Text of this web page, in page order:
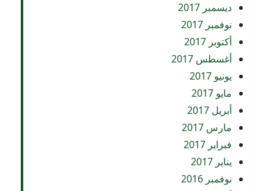
ديسمبر 2017
نوفمبر 2017
أكتوبر 2017
أغسطس 2017
يونيو 2017
مايو 2017
أبريل 2017
مارس 2017
فبراير 2017
يناير 2017
نوفمبر 2016